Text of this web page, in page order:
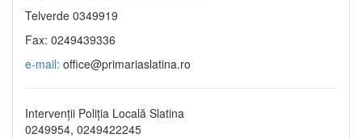
Telverde 0349919
Fax: 0249439336
e-mail: office@primariaslatina.ro
Intervenții Poliția Locală Slatina
0249954, 0249422245